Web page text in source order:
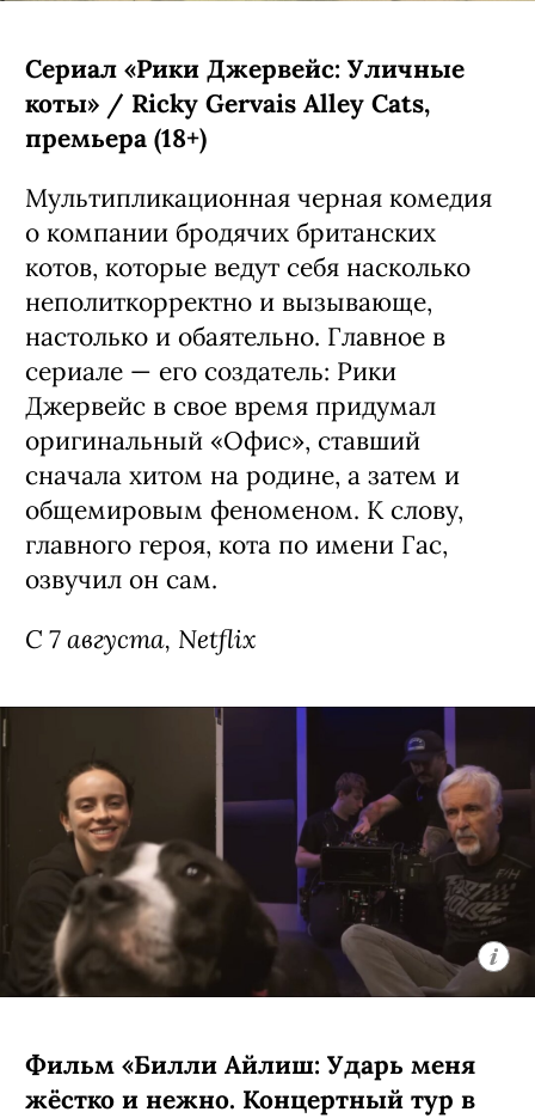
С 6 августа, Netflix
Сериал «Рики Джервейс: Уличные
коты» / Ricky Gervais Alley Cats,
премьера (18+)
Мультипликационная черная комедия
котов, которые ведут себя насколько
неполиткорректно и вызывающе,
настолько и обаятельно. Главное в
сериале — его создатель: Рики
Джервейс в свое время придумал
оригинальный «Офис», ставший
сначала хитом на родине, а затем и
общемировым феноменом. К слову,
главного героя, кота по имени Гас,
C 7 августа, Netflix